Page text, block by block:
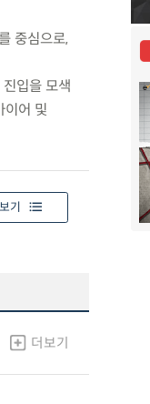
중심으로,
입을 모색
이어 및
기
더보기